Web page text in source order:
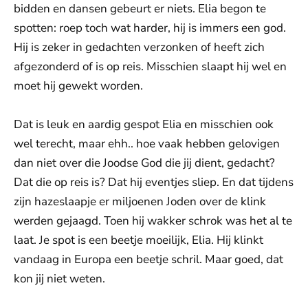
bidden en dansen gebeurt er niets. Elia begon te
spotten: roep toch wat harder, hij is immers een god.
Hij is zeker in gedachten verzonken of heeft zich
afgezonderd of is op reis. Misschien slaapt hij wel en
moet hij gewekt worden.
Dat is leuk en aardig gespot Elia en misschien ook
wel terecht, maar ehh.. hoe vaak hebben gelovigen
dan niet over die Joodse God die jij dient, gedacht?
Dat die op reis is? Dat hij eventjes sliep. En dat tijdens
zijn hazeslaapje er miljoenen Joden over de klink
werden gejaagd. Toen hij wakker schrok was het al te
laat. Je spot is een beetje moeilijk, Elia. Hij klinkt
vandaag in Europa een beetje schril. Maar goed, dat
kon jij niet weten.